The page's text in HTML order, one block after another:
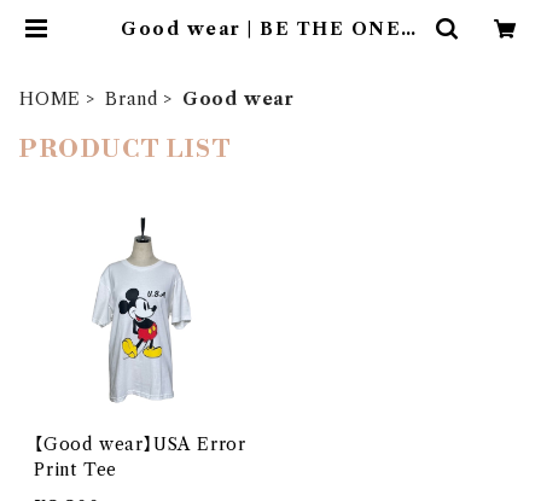
Good wear | BE THE ONE
HOME Brand Good wear
PRODUCT LIST
【Good wear】USA Error
Print Tee